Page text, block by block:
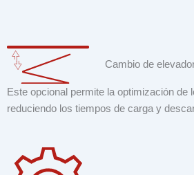
Cambio de
Este opcional permite la optimización de
reduciendo los tiempos de carga y